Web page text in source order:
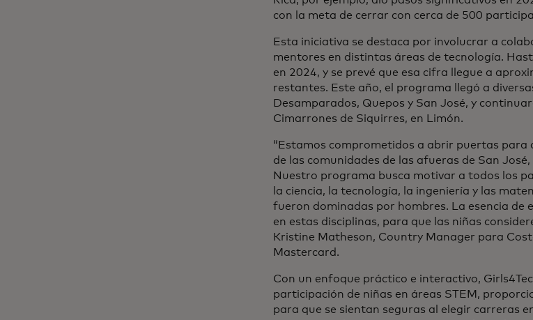
con la meta de cerrar con cerca de 500
Esta iniciativa se destaca por involucrar a
mentores en distintas áreas de tecnología.
en 2024, y se prevé que esa cifra llegue a
restantes. Este año, el programa llegó a
Desamparados, Quepos y San José, y
Cimarrones de Siquirres, en Limón.
“Estamos comprometidos a abrir puertas para
de las comunidades de las afueras de San
Nuestro programa busca motivar a todos los
la ciencia, la tecnología, la ingeniería y las
fueron dominadas por hombres. La esencia de
en estas disciplinas, para que las niñas
Kristine Matheson, Country Manager para
Mastercard.
Con un enfoque práctico e interactivo,
participación de niñas en áreas STEM,
para que se sientan seguras al elegir carreras